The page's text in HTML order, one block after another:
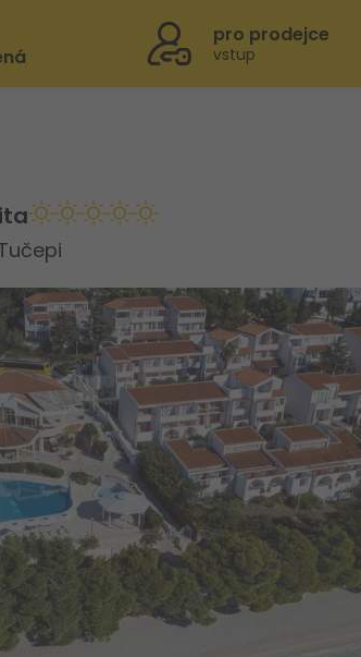
pro prodejce
vstup